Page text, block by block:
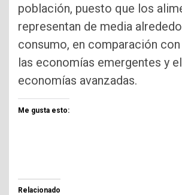
población, puesto que los
representan de media
consumo, en comparación con
las economías emergentes y
economías avanzadas.
Me gusta esto:
Relacionado